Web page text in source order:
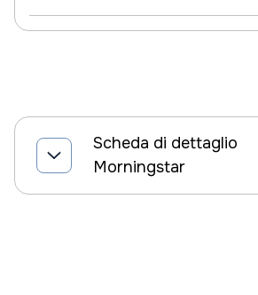
Scheda di dettaglio
Morningstar